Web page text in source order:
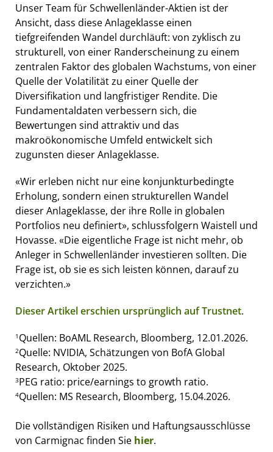
Unser Team für Schwellenländer-Aktien ist der
Ansicht, dass diese Anlageklasse einen
tiefgreifenden Wandel durchläuft: von zyklisch zu
strukturell, von einer Randerscheinung zu einem
zentralen Faktor des globalen Wachstums, von einer
Quelle der Volatilität zu einer Quelle der
Diversifikation und langfristiger Rendite. Die
Fundamentaldaten verbessern sich, die
Bewertungen sind attraktiv und das
makroökonomische Umfeld entwickelt sich
zugunsten dieser Anlageklasse.
«Wir erleben nicht nur eine konjunkturbedingte
Erholung, sondern einen strukturellen Wandel
dieser Anlageklasse, der ihre Rolle in globalen
Portfolios neu definiert», schlussfolgern Waistell und
Hovasse. «Die eigentliche Frage ist nicht mehr, ob
Anleger in Schwellenländer investieren sollten. Die
Frage ist, ob sie es sich leisten können, darauf zu
verzichten.»
Dieser Artikel erschien ursprünglich auf Trustnet.
1 Quellen: BoAML Research, Bloomberg, 12.01.2026.
2Quelle: NVIDIA, Schätzungen von BofA Global
Research, Oktober 2025.
3PEG ratio: price/earnings to growth ratio.
4Quellen: MS Research, Bloomberg, 15.04.2026.
Die vollständigen Risiken und Haftungsausschlüsse
von Carmignac finden Sie hier.